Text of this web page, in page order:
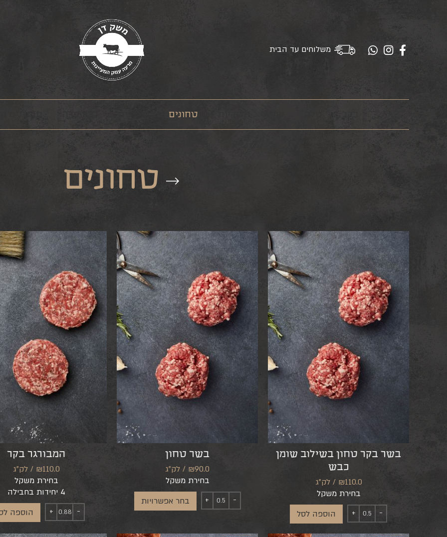
משלוחים עד הבית
טחונים
טחונים
בשר בקר טחון בשילוב שומן
כבש
₪110.0 / לק"ג
בחירת משקל
הוספה לסל
בשר טחון
₪90.0 / לק"ג
בחירת משקל
בחר אפשרויות
המבורגר בקר
₪110.0 / לק"ג
בחירת משקל
4 יחידות בחבילה
הוספה